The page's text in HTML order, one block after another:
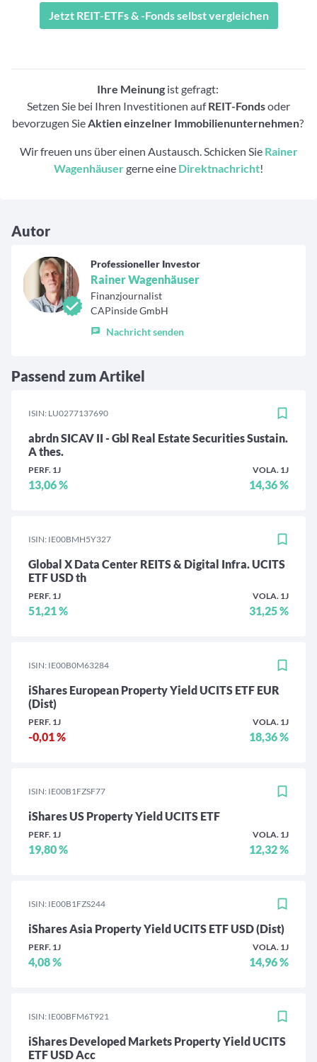
Jetzt REIT-ETFs & -Fonds selbst vergleichen
Ihre Meinungist gefragt:
Setzen Sie bei Ihren Investitionen aufREIT-Fondsoder
bevorzugen SieAktien einzelner Immobilienunternehmen?
Wir freuen uns über einen Austausch. Schicken Sie Rainer
Wagenhäusergerne eine Direktnachricht!
Autor
Professioneller Investor
Rainer Wagenhäuser
Finanzjournalist
CAPinside GmbH
Nachricht senden
Passend zum Artikel
ISIN: LU0277137690
abrdn SICAV II - Gbl Real Estate Securities Sustain.
A thes.
PERF. 1J
13,06 %
VOLA. 1J
14,36 %
ISIN: IE00BMH5Y327
Global X Data Center REITS & Digital Infra. UCITS
ETF USD th
PERF. 1J
51,21 %
VOLA. 1J
31,25 %
ISIN: IE00B0M63284
iShares European Property Yield UCITS ETF EUR
(Dist)
PERF. 1J
-0,01 %
VOLA. 1J
18,36 %
ISIN: IE00B1FZSF77
iShares US Property Yield UCITS ETF
PERF. 1J
19,80 %
VOLA. 1J
12,32 %
ISIN: IE00B1FZS244
iShares Asia Property Yield UCITS ETF USD (Dist)
PERF. 1J
4,08 %
VOLA. 1J
14,96 %
ISIN: IE00BFM6T921
iShares Developed Markets Property Yield UCITS
ETF USD Acc